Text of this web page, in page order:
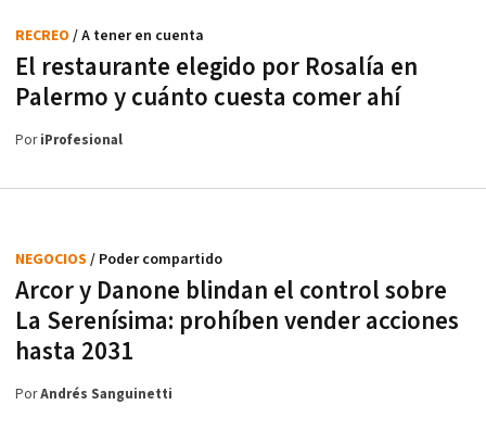
El restaurante elegido por Rosalía en
Palermo y cuánto cuesta comer ahí
RECREO / A tener en cuenta
PoriProfesional
Arcor y Danone blindan el control sobre
La Serenísima: prohíben vender acciones
hasta 2031
NEGOCIOS / Poder compartido
PorAndrés Sanguinetti